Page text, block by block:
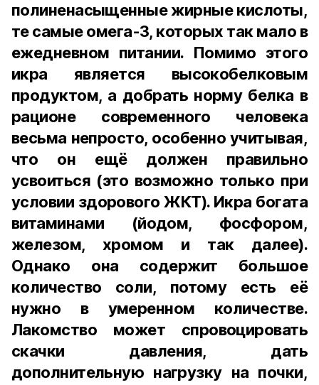
полиненасыщенные жирные кислоты,
те самые омега-3, которых так мало в
ежедневном питании. Помимо этого
икра является высокобелковым
продуктом, а добрать норму белка в
рационе современного человека
весьма непросто, особенно учитывая,
что он ещё должен правильно
усвоиться (это возможно только при
условии здорового ЖКТ). Икра богата
витаминами (йодом, фосфором,
железом, хромом и так далее).
Однако она содержит большое
количество соли, потому есть её
нужно в умеренном количестве.
Лакомство может спровоцировать
скачки давления, дать
дополнительную нагрузку на почки,